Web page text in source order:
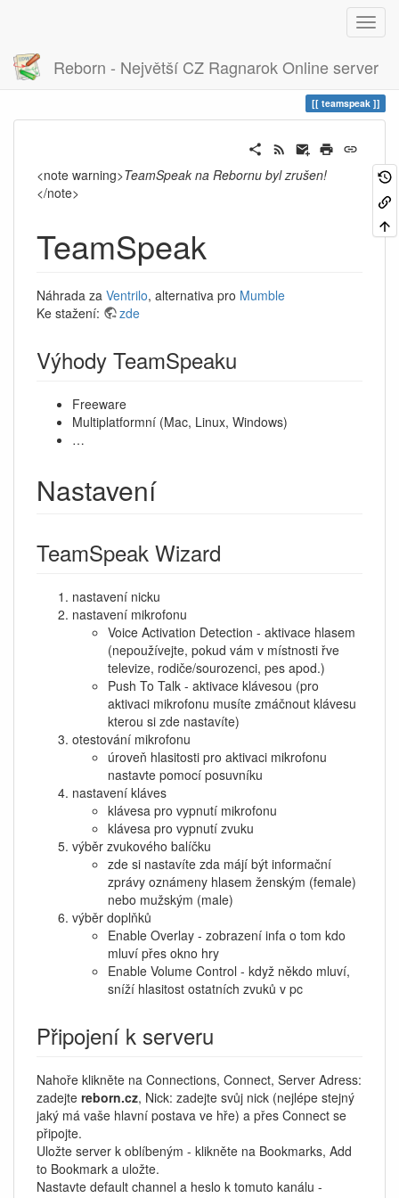
Reborn - Největší CZ Ragnarok Online server
Historie teamspeak
teamspeak
<note warning>TeamSpeak na Rebornu byl zrušen!
</note>
TeamSpeak
Náhrada za Ventrilo, alternativa pro Mumble
Ke stažení:
zde
Výhody TeamSpeaku
Freeware
Multiplatformní (Mac, Linux, Windows)
…
Nastavení
TeamSpeak Wizard
nastavení nicku
nastavení mikrofonu
Voice Activation Detection - aktivace hlasem
(nepoužívejte, pokud vám v místnosti řve
televize, rodiče/sourozenci, pes apod.)
Push To Talk - aktivace klávesou (pro
aktivaci mikrofonu musíte zmáčnout klávesu
kterou si zde nastavíte)
otestování mikrofonu
úroveň hlasitosti pro aktivaci mikrofonu
nastavte pomocí posuvníku
nastavení kláves
klávesa pro vypnutí mikrofonu
klávesa pro vypnutí zvuku
výběr zvukového balíčku
zde si nastavíte zda májí být informační
zprávy oznámeny hlasem ženským (female)
nebo mužským (male)
výběr doplňků
Enable Overlay - zobrazení infa o tom kdo
mluví přes okno hry
Enable Volume Control - když někdo mluví,
sníží hlasitost ostatních zvuků v pc
Připojení k serveru
Nahoře klikněte na Connections, Connect, Server Adress:
zadejte reborn.cz, Nick: zadejte svůj nick (nejlépe stejný
jaký má vaše hlavní postava ve hře) a přes Connect se
připojte.
Uložte server k oblíbeným - klikněte na Bookmarks, Add
to Bookmark a uložte.
Nastavte default channel a heslo k tomuto kanálu -